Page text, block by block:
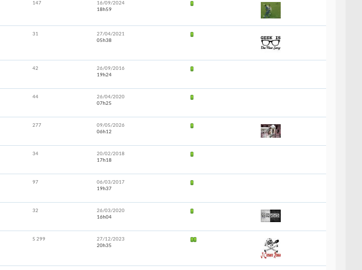
147
16/09/2024
18h59
31
27/04/2021
05h38
42
26/09/2016
19h24
44
26/04/2020
07h25
277
09/05/2026
06h12
34
20/02/2018
17h18
97
06/03/2017
19h37
32
26/03/2020
16h04
5 299
27/12/2023
20h35